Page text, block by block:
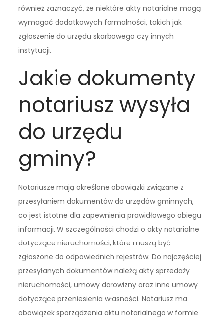
również zaznaczyć, że niektóre akty notarialne mogą
wymagać dodatkowych formalności, takich jak
zgłoszenie do urzędu skarbowego czy innych
instytucji.
Jakie dokumenty
notariusz wysyła
do urzędu
gminy?
Notariusze mają określone obowiązki związane z
przesyłaniem dokumentów do urzędów gminnych,
co jest istotne dla zapewnienia prawidłowego obiegu
informacji. W szczególności chodzi o akty notarialne
dotyczące nieruchomości, które muszą być
zgłoszone do odpowiednich rejestrów. Do najczęściej
przesyłanych dokumentów należą akty sprzedaży
nieruchomości, umowy darowizny oraz inne umowy
dotyczące przeniesienia własności. Notariusz ma
obowiązek sporządzenia aktu notarialnego w formie